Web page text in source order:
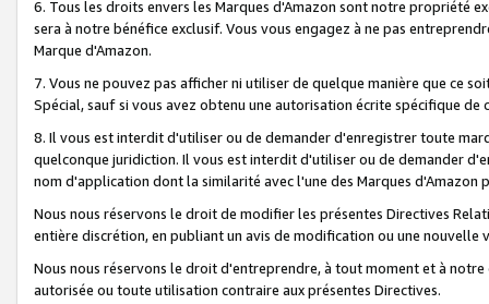
6. Tous les droits envers les Marques d'Amazon sont notre propriété
sera à notre bénéfice exclusif. Vous vous engagez à ne pas
Marque d'Amazon.
7. Vous ne pouvez pas afficher ni utiliser de quelque manière que ce
Spécial, sauf si vous avez obtenu une autorisation écrite spécifique de
8. Il vous est interdit d'utiliser ou de demander d'enregistrer toute
quelconque juridiction. Il vous est interdit d'utiliser ou de demander
nom d'application dont la similarité avec l'une des Marques
Nous nous réservons le droit de modifier les présentes Directives
entière discrétion, en publiant un avis de modification ou une nouvelle
Nous nous réservons le droit d'entreprendre, à tout moment et à
autorisée ou toute utilisation contraire aux présentes Directives.